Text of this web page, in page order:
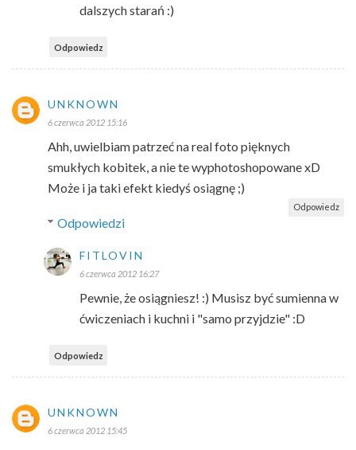
dalszych starań :)
Odpowiedz
UNKNOWN
6 czerwca 2012 15:16
Ahh, uwielbiam patrzeć na real foto pięknych
smukłych kobitek, a nie te wyphotoshopowane xD
Może i ja taki efekt kiedyś osiągnę ;)
Odpowiedz
Odpowiedzi
FITLOVIN
6 czerwca 2012 16:27
Pewnie, że osiągniesz! :) Musisz być sumienna w
ćwiczeniach i kuchni i "samo przyjdzie" :D
Odpowiedz
UNKNOWN
6 czerwca 2012 15:45